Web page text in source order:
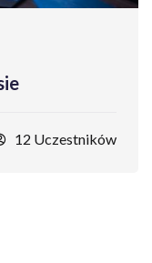
12 Uczestników